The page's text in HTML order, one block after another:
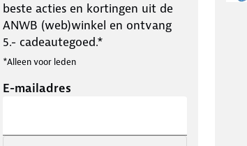
beste acties en kortingen uit de
ANWB (web)winkel en ontvang
5.- cadeautegoed.*
*Alleen voor leden
E-mailadres